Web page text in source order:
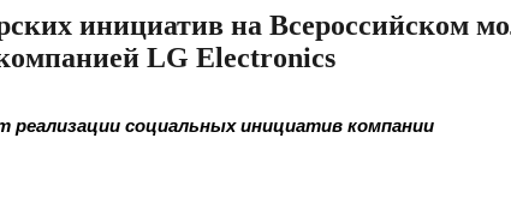
инициатив на Всероссийском
LG Electronics
социальных инициатив компании